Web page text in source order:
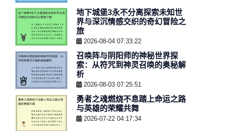
地下城堡3永不分离探索未知世
界与深沉情感交织的奇幻冒险之
旅
2026-08-04 07:33:22
召唤阵与阴阳师的神秘世界探
索：从符咒到神灵召唤的奥秘解
析
2026-08-03 07:25:51
勇者之魂燃烧不息踏上命运之路
与英雄的荣耀共舞
2026-07-22 04:17:34